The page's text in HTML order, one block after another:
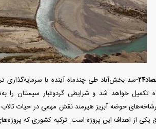
سد بخش‌آباد طی چندماه آینده با
یکی از اهداف این پروژه است. ترکیه کشوری که
یا موشک پدافند؛ قدرت تهدید
کدامیک بیشتر است؟